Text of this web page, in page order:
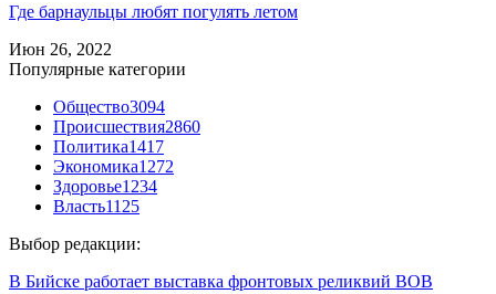
Где барнаульцы любят погулять летом
Июн 26, 2022
Популярные категории
Общество3094
Происшествия2860
Политика1417
Экономика1272
Здоровье1234
Власть1125
Выбор редакции:
В Бийске работает выставка фронтовых реликвий ВОВ